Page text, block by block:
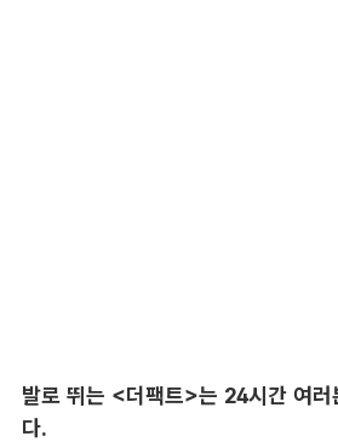
발로 뛰는 <더팩트>는 24시간 여러
다.